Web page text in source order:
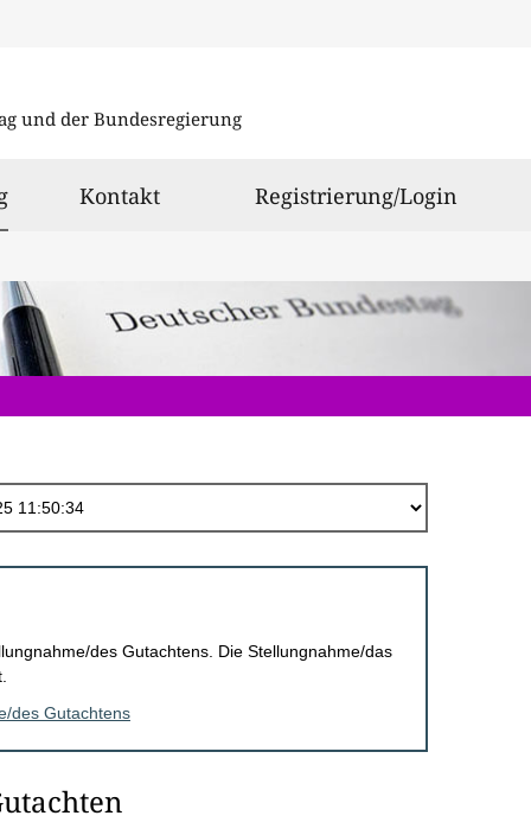
und der Bundesregierung
ausgewählt
Kontakt Registrierung/Login
des Gutachtens. Die Stellungnahme/das
des Gutachtens